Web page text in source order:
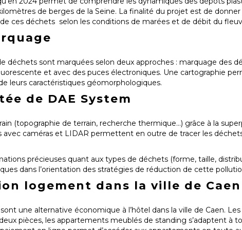
de berges de la Seine. La finalité du projet est de donner
ces déchets selon les conditions de marées et de débit du
déchets sont marquées selon deux approches : marquage des
et avec des puces électroniques. Une cartographie
leurs caractéristiques géomorphologiques.
de DAE System
(topographie de terrain, recherche thermique…) grâce à la
avec caméras et LIDAR permettent en outre de tracer les
précieuses quant aux types de déchets (forme, taille,
dans l’orientation des stratégies de réduction de cette
logement dans la ville de Caen
sont une alternative économique à l’hôtel dans la ville de Caen.
pièces, les appartements meublés de standing s’adaptent à